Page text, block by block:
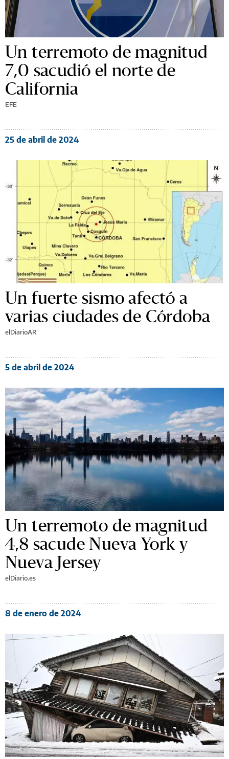
Un terremoto de magnitud
7,0 sacudió el norte de
California
EFE
25 de abril de 2024
Un fuerte sismo afectó a
varias ciudades de Córdoba
elDiarioAR
5 de abril de 2024
Un terremoto de magnitud
4,8 sacude Nueva York y
Nueva Jersey
elDiario.es
8 de enero de 2024